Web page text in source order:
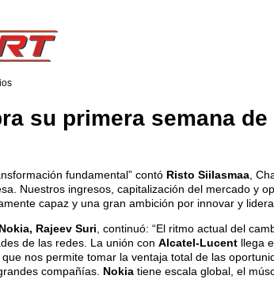
su primera semana
fundamental” contó Risto Siilasmaa ,
Nuestros ingresos, capitalización del mercado y
capaz y una gran ambición por innovar y
Nokia, Rajeev Suri , continuó: “El ritmo actual del
de las redes. La unión con Alcatel-Lucent llega
nos permite tomar la ventaja total de las
compañías. Nokia tiene escala global, el